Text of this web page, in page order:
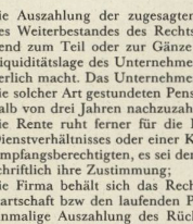
Auszahlung der
Weiterbestandes des
zum Teil oder zur Gänze
des
macht. Das
solcher Art gestundeten
von drei Jahren
Rente ruht ferner für die
oder einer
es sei
ihre Zustimmung;
Firma behält sich das
bzw den laufenden
Auszahlung des